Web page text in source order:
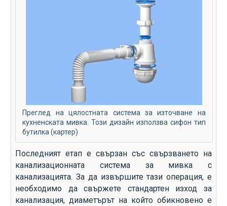
Преглед на цялостната система за източване на
кухненската мивка. Този дизайн използва сифон тип
бутилка (картер)
Последният етап е свързан със свързването на
канализационната система за мивка с
канализацията. За да извършите тази операция, е
необходимо да свържете стандартен изход за
канализация, диаметърът на който обикновено е